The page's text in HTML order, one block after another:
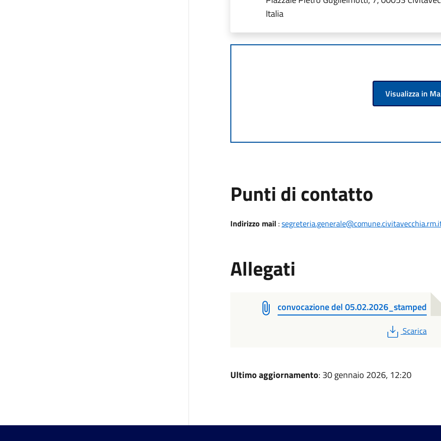
Italia
Visualizza in
Punti di contatto
Indirizzo mail:
Allegati
convocazione del 05.02.2026_stamped
PDF
Scarica
Ultimo aggiornamento: 30 gennaio 2026, 12:20